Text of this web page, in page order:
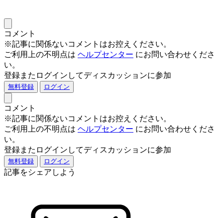
コメント
※記事に関係ないコメントはお控えください。
ご利用上の不明点は ヘルプセンター にお問い合わせくださ
い。
登録またログインしてディスカッションに参加
無料登録 ログイン
コメント
※記事に関係ないコメントはお控えください。
ご利用上の不明点は ヘルプセンター にお問い合わせくださ
い。
登録またログインしてディスカッションに参加
無料登録 ログイン
記事をシェアしよう